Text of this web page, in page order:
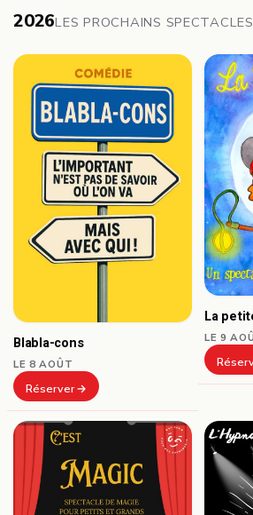
2026LES PROCHAINS SPECTACLES
Blabla-cons
LE 8 AOÛT
Réserver
La
LE 9